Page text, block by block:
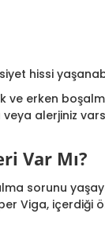
hissi
ve erken
alerjiniz
Var Mı?
sorunu
Viga,